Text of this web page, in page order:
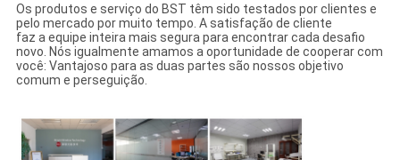
Os produtos e serviço do BST têm sido testados por clientes e
pelo mercado por muito tempo. A satisfação de cliente
faz a equipe inteira mais segura para encontrar cada desafio
novo. Nós igualmente amamos a oportunidade de cooperar com
você: Vantajoso para as duas partes são nossos objetivo
comum e perseguição.